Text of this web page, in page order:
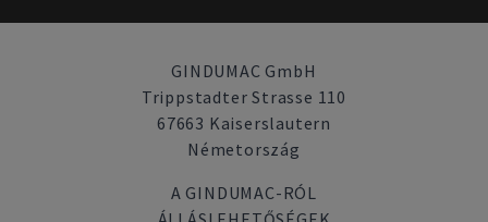
GINDUMAC GmbH
Trippstadter Strasse 110
67663 Kaiserslautern
Németország
A GINDUMAC-RÓL